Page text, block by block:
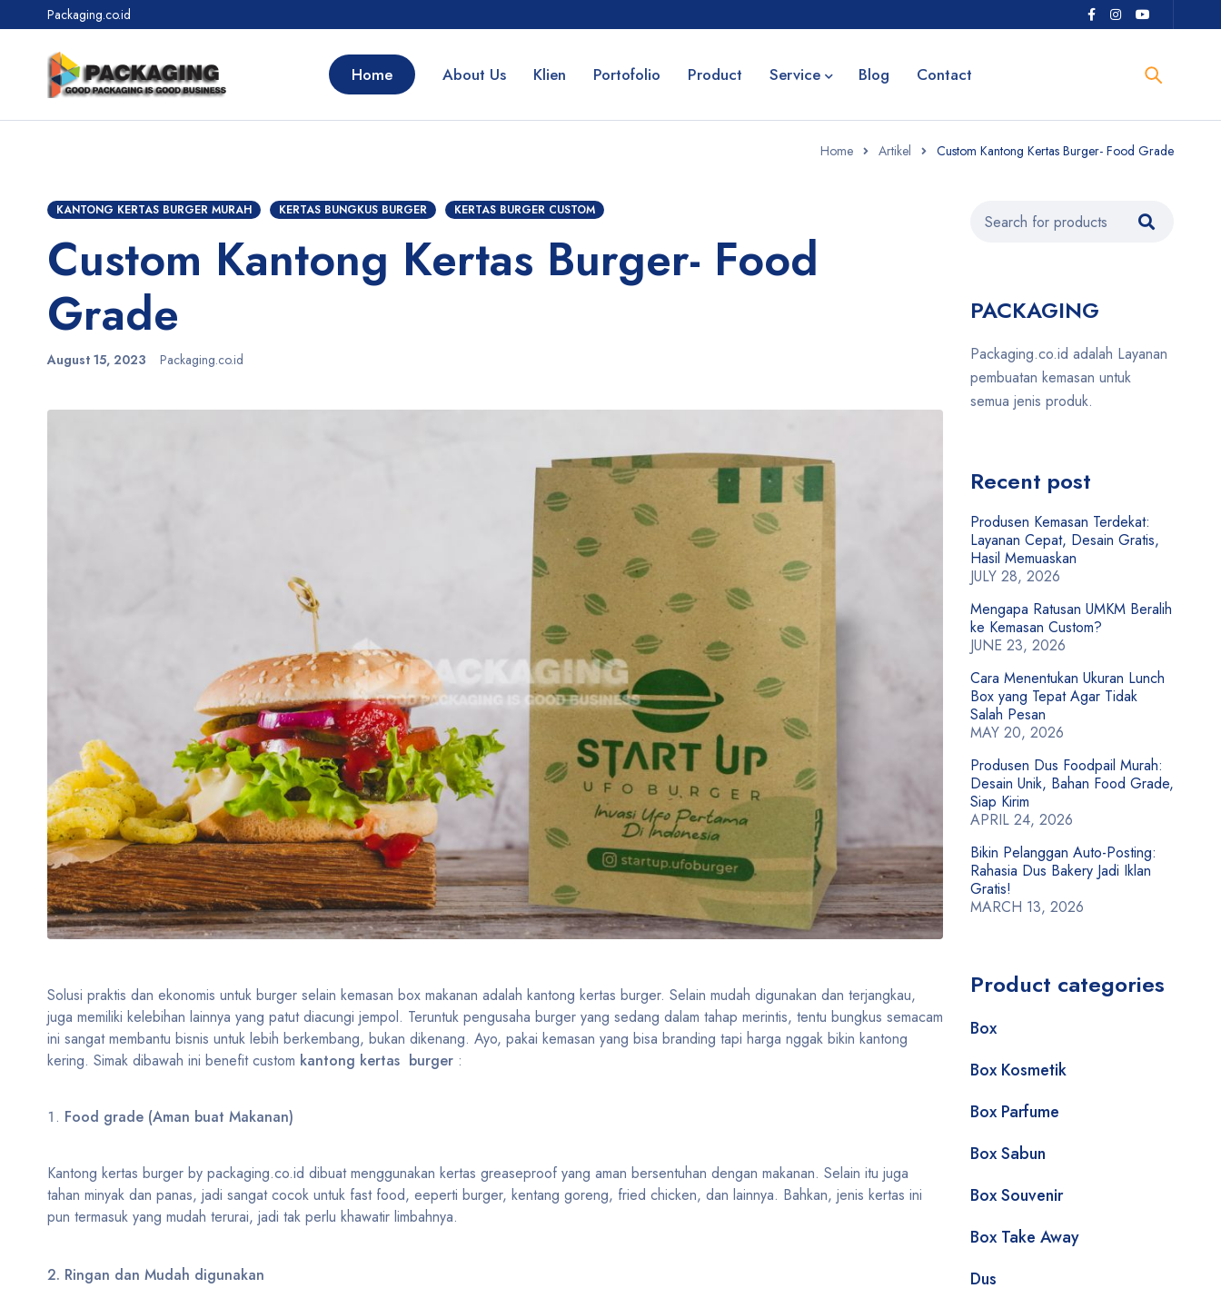
Packaging.co.id
Home About Us Klien Portofolio Product Service Blog Contact
Home Artikel Custom Kantong Kertas Burger- Food Grade
KANTONG KERTAS BURGER MURAH KERTAS BUNGKUS BURGER KERTAS BURGER CUSTOM
Custom Kantong Kertas Burger- Food
Grade
August 15, 2023 Packaging.co.id
Solusi praktis dan ekonomis untuk burger selain kemasan box makanan adalah kantong kertas burger. Selain mudah digunakan dan terjangkau,
juga memiliki kelebihan lainnya yang patut diacungi jempol. Teruntuk pengusaha burger yang sedang dalam tahap merintis, tentu bungkus semacam
ini sangat membantu bisnis untuk lebih berkembang, bukan dikenang. Ayo, pakai kemasan yang bisa branding tapi harga nggak bikin kantong
kering. Simak dibawah ini benefit custom kantong kertas burger :
Food grade (Aman buat Makanan)
Kantong kertas burger by packaging.co.id dibuat menggunakan kertas greaseproof yang aman bersentuhan dengan makanan. Selain itu juga
tahan minyak dan panas, jadi sangat cocok untuk fast food, eeperti burger, kentang goreng, fried chicken, dan lainnya. Bahkan, jenis kertas ini
pun termasuk yang mudah terurai, jadi tak perlu khawatir limbahnya.
2. Ringan dan Mudah digunakan
PACKAGING
Packaging.co.id adalah Layanan
pembuatan kemasan untuk
semua jenis produk.
Recent post
Produsen Kemasan Terdekat:
Layanan Cepat, Desain Gratis,
Hasil Memuaskan
JULY 28, 2026
Mengapa Ratusan UMKM Beralih
ke Kemasan Custom?
JUNE 23, 2026
Cara Menentukan Ukuran Lunch
Box yang Tepat Agar Tidak
Salah Pesan
MAY 20, 2026
Produsen Dus Foodpail Murah:
Desain Unik, Bahan Food Grade,
Siap Kirim
APRIL 24, 2026
Bikin Pelanggan Auto-Posting:
Rahasia Dus Bakery Jadi Iklan
Gratis!
MARCH 13, 2026
Product categories
Box
Box Kosmetik
Box Parfume
Box Sabun
Box Souvenir
Box Take Away
Dus